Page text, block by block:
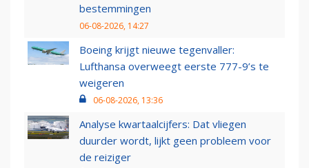
bestemmingen
06-08-2026, 14:27
Boeing krijgt nieuwe tegenvaller:
Lufthansa overweegt eerste 777-9’s te
weigeren
06-08-2026, 13:36
Analyse kwartaalcijfers: Dat vliegen
duurder wordt, lijkt geen probleem voor
de reiziger